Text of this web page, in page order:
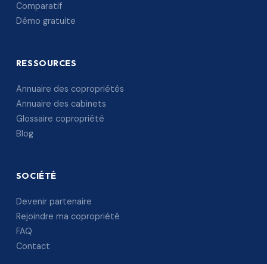
Comparatif
Démo gratuite
RESSOURCES
Annuaire des copropriétés
Annuaire des cabinets
Glossaire copropriété
Blog
SOCIÉTÉ
Devenir partenaire
Rejoindre ma copropriété
FAQ
Contact